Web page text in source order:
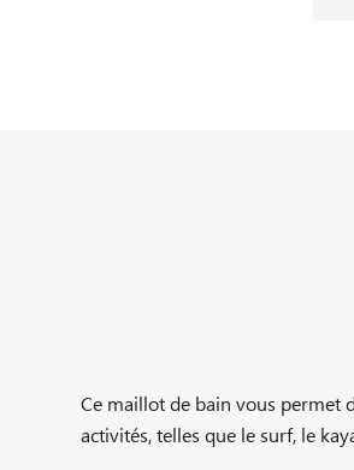
Ce maillot de bain vous permet
activités, telles que le surf, le